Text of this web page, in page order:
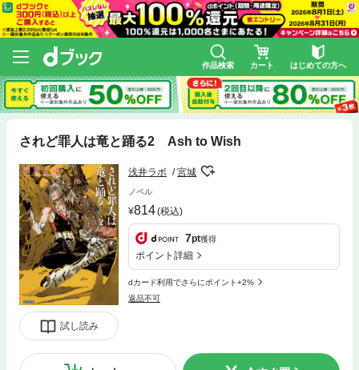
作品検索 カート はじめての方へ
されど罪人は竜と踊る2 Ash to Wish
試し読み
浅井ラボ 宮城
ノベル
814(税込)
7pt獲得
ポイント詳細
dカード利用でさらにポイント+2%
返品不可